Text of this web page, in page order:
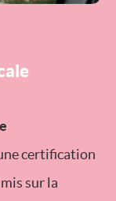
certification
sur la